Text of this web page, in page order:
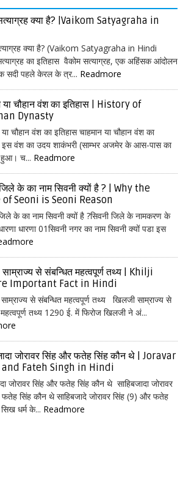
क्या है? |Vaikom Satyagraha in
क्या है? (Vaikom Satyagraha in Hindi
का इतिहास वैकोम सत्याग्रह, एक अहिंसक आंदोलन
सदी पहले केरल के त्र... Readmore
या चौहान वंश का इतिहास | History of
Dynasty
या चौहान वंश का इतिहास चाहमान या चौहान वंश का
इस वंश का उदय शाकंभरी (साम्भर अजमेर के आस-पास का
हुआ। च... Readmore
के का नाम सिवनी क्यों है ? | Why the
Seoni is Seoni Reason
के का नाम सिवनी क्यों है ?सिवनी जिले के नामकरण के
धारणा 01सिवनी नगर का नाम सिवनी क्यों पडा इस
से संबन्धित महत्वपूर्ण तथ्य | Khilji
Important Fact in Hindi
से संबन्धित महत्वपूर्ण तथ्य खिलजी साम्राज्य से
तथ्य 1290 ई. में फिरोज खिलजी ने अं...
जोरावर सिंह और फतेह सिंह कौन थे | Joravar
and Fateh Singh in Hindi
जोरावर सिंह और फतेह सिंह कौन थे साहिबजादा जोरावर
सिंह कौन थे साहिबजादे जोरावर सिंह (9) और फतेह
धर्म के... Readmore